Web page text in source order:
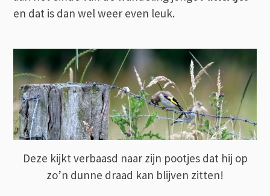
en dat is dan wel weer even leuk.
Deze kijkt verbaasd naar zijn pootjes dat hij op
zo’n dunne draad kan blijven zitten!